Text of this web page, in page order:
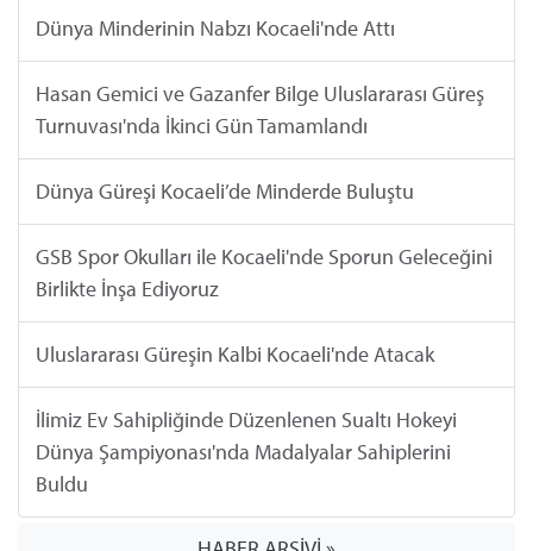
Dünya Minderinin Nabzı Kocaeli'nde Attı
Hasan Gemici ve Gazanfer Bilge Uluslararası Güreş
Turnuvası'nda İkinci Gün Tamamlandı
Dünya Güreşi Kocaeli’de Minderde Buluştu
GSB Spor Okulları ile Kocaeli'nde Sporun Geleceğini
Birlikte İnşa Ediyoruz
Uluslararası Güreşin Kalbi Kocaeli'nde Atacak
İlimiz Ev Sahipliğinde Düzenlenen Sualtı Hokeyi
Dünya Şampiyonası'nda Madalyalar Sahiplerini
Buldu